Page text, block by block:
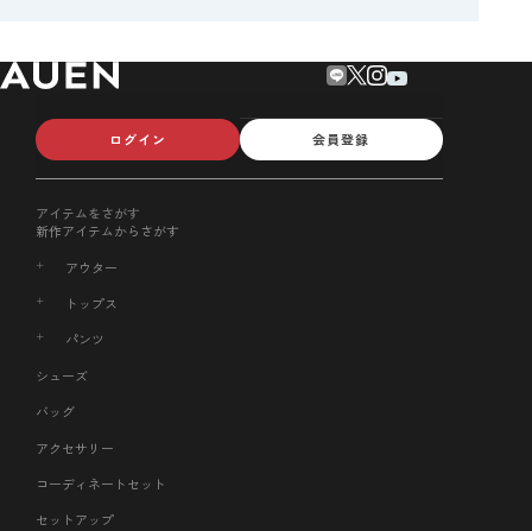
ログイン 会員登録
アイテムをさがす
新作アイテムからさがす
アウター
トップス
パンツ
シューズ
バッグ
アクセサリー
コーディネートセット
セットアップ